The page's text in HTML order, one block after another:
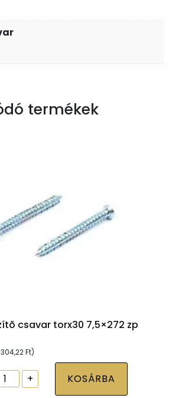
termékek
csavar torx30 7,5×272 zp
304,22Ft)
+ KOSÁRBA